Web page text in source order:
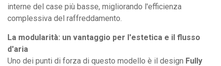
interne del case più basse, migliorando l'efficienza
complessiva del raffreddamento.
La modularità: un vantaggio per l'estetica e il flusso
d'aria
Uno dei punti di forza di questo modello è il design Fully